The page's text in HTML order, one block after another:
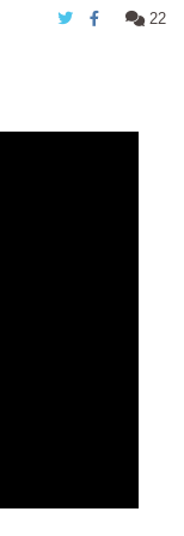
Twitter
Facebook
22